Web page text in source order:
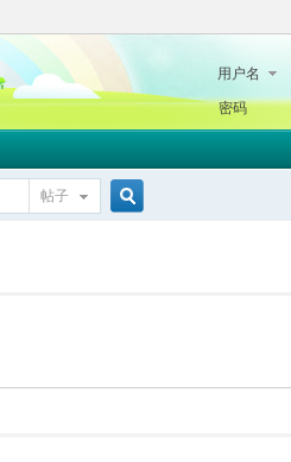
用户名
密码
帖子